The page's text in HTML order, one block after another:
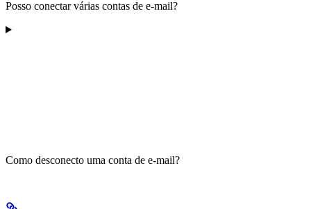
Posso conectar várias contas de e-mail?
Como desconecto uma conta de e-mail?